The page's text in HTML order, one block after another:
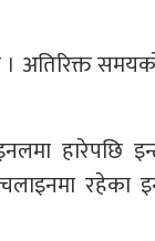
हारेपछि
रहेका